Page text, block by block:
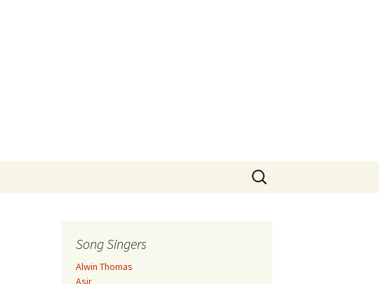
Search
for:
Song Singers
Alwin Thomas
Asir